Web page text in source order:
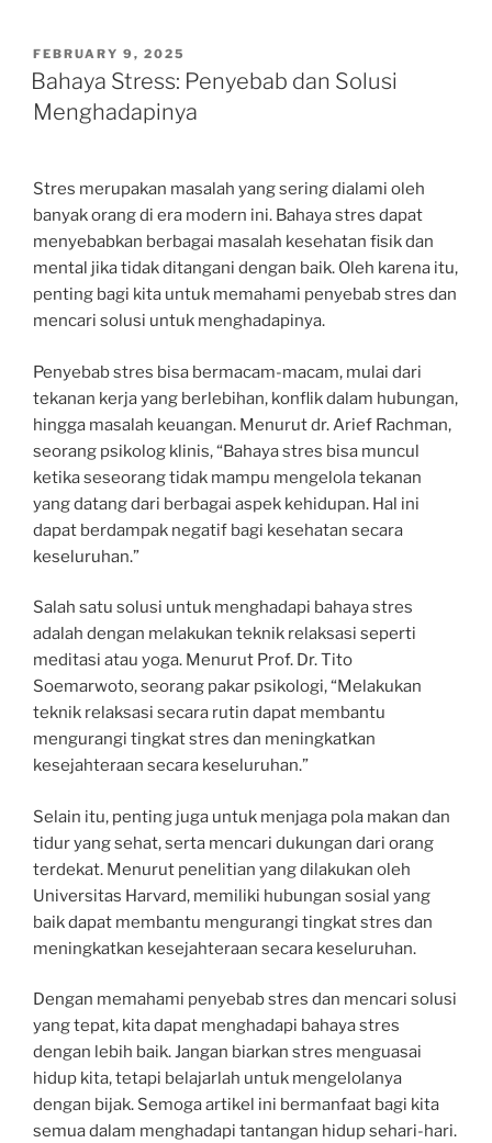
POSTED
ON
FEBRUARY 9, 2025
Bahaya Stress: Penyebab dan Solusi
Menghadapinya
Stres merupakan masalah yang sering dialami oleh
banyak orang di era modern ini. Bahaya stres dapat
menyebabkan berbagai masalah kesehatan fisik dan
mental jika tidak ditangani dengan baik. Oleh karena itu,
penting bagi kita untuk memahami penyebab stres dan
mencari solusi untuk menghadapinya.
Penyebab stres bisa bermacam-macam, mulai dari
tekanan kerja yang berlebihan, konflik dalam hubungan,
hingga masalah keuangan. Menurut dr. Arief Rachman,
seorang psikolog klinis, “Bahaya stres bisa muncul
ketika seseorang tidak mampu mengelola tekanan
yang datang dari berbagai aspek kehidupan. Hal ini
dapat berdampak negatif bagi kesehatan secara
keseluruhan.”
Salah satu solusi untuk menghadapi bahaya stres
adalah dengan melakukan teknik relaksasi seperti
meditasi atau yoga. Menurut Prof. Dr. Tito
Soemarwoto, seorang pakar psikologi, “Melakukan
teknik relaksasi secara rutin dapat membantu
mengurangi tingkat stres dan meningkatkan
kesejahteraan secara keseluruhan.”
Selain itu, penting juga untuk menjaga pola makan dan
tidur yang sehat, serta mencari dukungan dari orang
terdekat. Menurut penelitian yang dilakukan oleh
Universitas Harvard, memiliki hubungan sosial yang
baik dapat membantu mengurangi tingkat stres dan
meningkatkan kesejahteraan secara keseluruhan.
Dengan memahami penyebab stres dan mencari solusi
yang tepat, kita dapat menghadapi bahaya stres
dengan lebih baik. Jangan biarkan stres menguasai
hidup kita, tetapi belajarlah untuk mengelolanya
dengan bijak. Semoga artikel ini bermanfaat bagi kita
semua dalam menghadapi tantangan hidup sehari-hari.